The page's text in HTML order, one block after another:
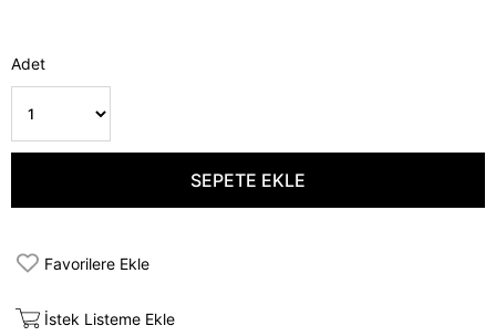
Adet
Favorilere Ekle
İstek Listeme Ekle